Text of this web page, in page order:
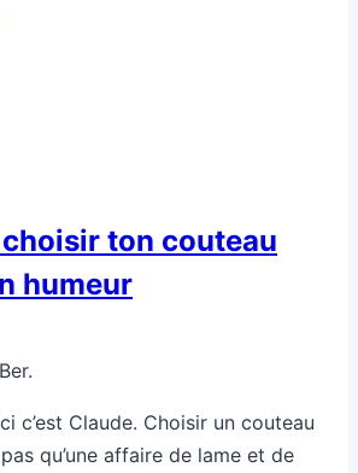
ton couteau
humeur
c’est Claude. Choisir un couteau
qu’une affaire de lame et de